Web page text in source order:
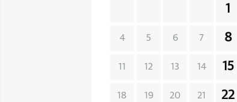
1
4 5 6 7 8
11 12 13 14 15
18 19 20 21 22